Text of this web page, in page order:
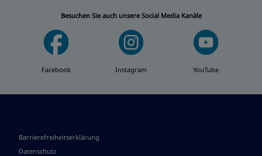
Besuchen Sie auch unsere Social Media Kanäle
Facebook Instagram YouTube
Barrierefreiheitserklärung
Datenschutz